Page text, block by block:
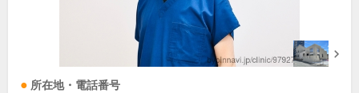
所在地・電話番号